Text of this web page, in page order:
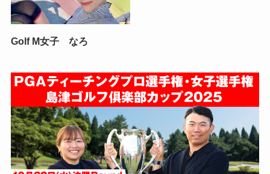
Golf M女子 なろ